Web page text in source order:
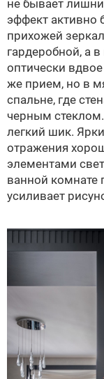
не бывает
эффект активно
прихожей
гардеробной, а
оптически
же прием, но в
спальне, где
черным стеклом.
легкий шик.
отражения
элементами
ванной комнате
усиливает